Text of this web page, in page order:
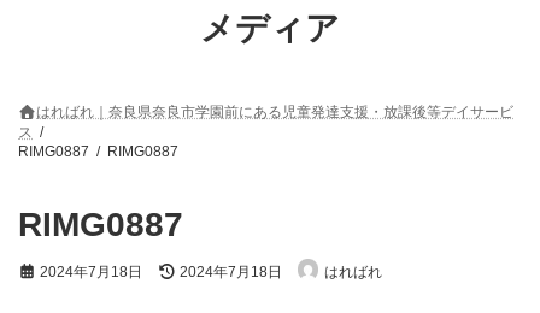
メディア
はればれ｜奈良県奈良市学園前にある児童発達支援・放課後等デイサービ
ス
RIMG0887
RIMG0887
RIMG0887
2024年7月18日
最
2024年7月18日 はればれ